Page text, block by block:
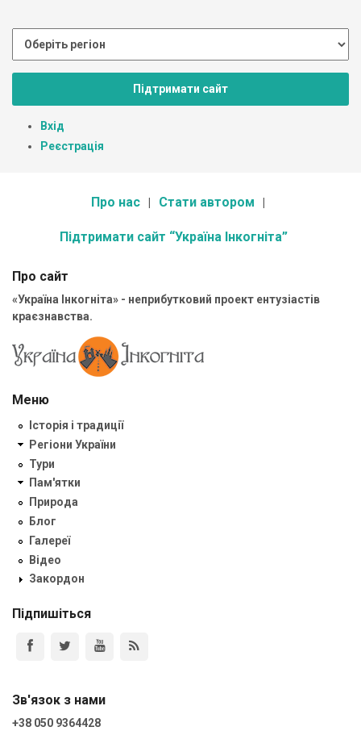
Підтримати сайт
Вхід
Реєстрація
Про нас Стати автором
Підтримати сайт “Україна Інкогніта”
Про сайт
«Україна Інкогніта» - неприбутковий проект ентузіастів
краєзнавства.
Меню
Історія і традиції
Регіони України
Тури
Пам'ятки
Природа
Блог
Галереї
Відео
Закордон
Підпишіться
Зв'язок з нами
+38 050 9364428